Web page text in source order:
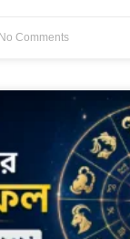
No Comments